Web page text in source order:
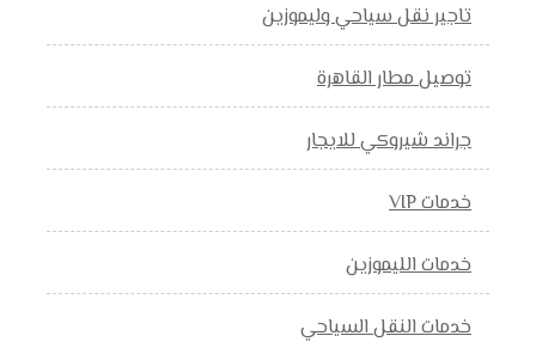
تاجير نقل سياحي وليموزين
توصيل مطار القاهرة
جراند شيروكي للايجار
خدمات VIP
خدمات الليموزين
خدمات النقل السياحي